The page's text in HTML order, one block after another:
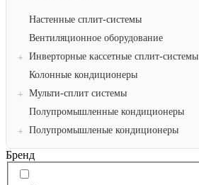
Настенные сплит-системы
Вентиляционное оборудование
Инверторные кассетные сплит-системы
Колонные кондиционеры
Мульти-сплит системы
Полупромышленные кондиционеры
Полупромышленые кондиционеры
Бренд